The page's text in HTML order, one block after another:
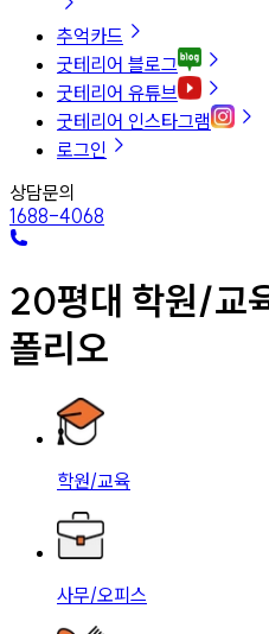
추억카드
굿테리어 블로그
굿테리어 유튜브
굿테리어 인스타그램
로그인
상담문의
1688-4068
20평대 학원/교
폴리오
학원/교육
사무/오피스